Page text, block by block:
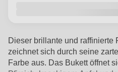
Dieser brillante und raffinierte
zeichnet sich durch seine
Farbe aus. Das Bukett öffnet